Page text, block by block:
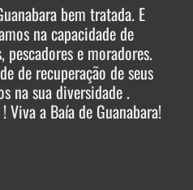
bem tratada. E
na capacidade de
pescadores e moradores.
de recuperação de seus
na sua diversidade .
Viva a Baía de Guanabara!